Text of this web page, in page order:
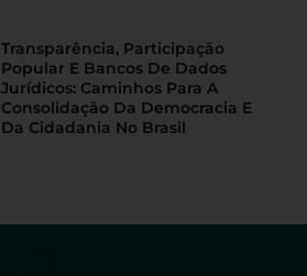
Transparência, Participação
Popular E Bancos De Dados
Jurídicos: Caminhos Para A
Consolidação Da Democracia E
Da Cidadania No Brasil